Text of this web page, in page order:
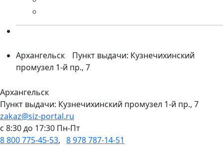
Архангельск
Пункт выдачи: Кузнечихинский
промузел 1-й пр., 7
Архангельск
Пункт выдачи: Кузнечихинский промузел 1-й пр., 7
zakaz@siz-portal.ru
c 8:30 до 17:30 Пн-Пт
8 800 775-45-53, 8 978 787-14-51